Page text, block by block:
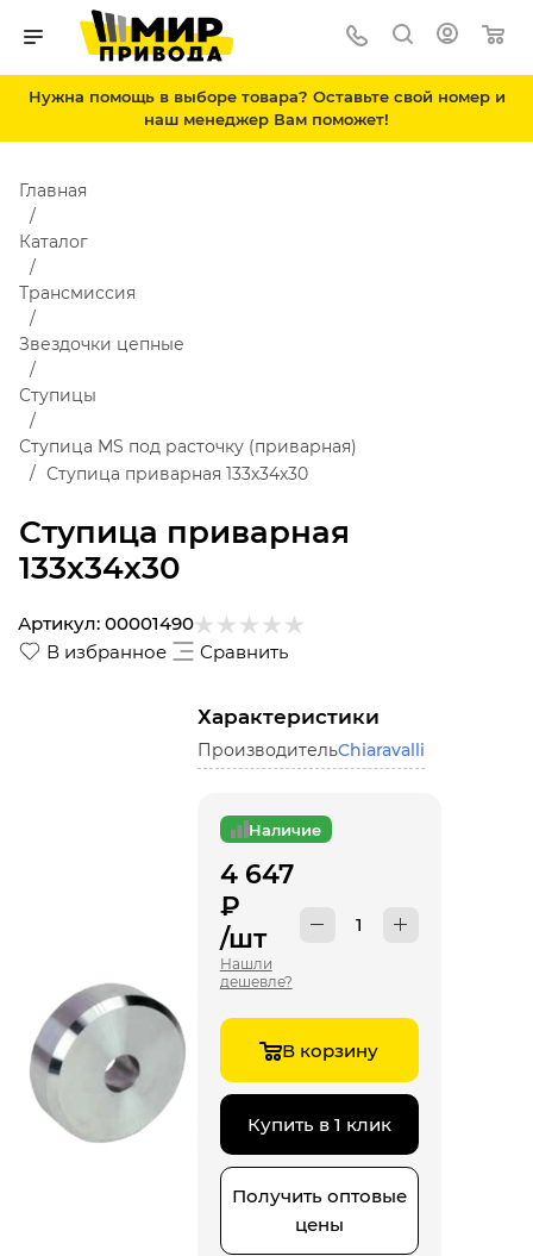
Нужна помощь в выборе товара? Оставьте свой номер и
наш менеджер Вам поможет!
Ступица приварная
133х34х30
Главная
Каталог
Трансмиссия
Звездочки цепные
Ступицы
Ступица MS под расточку (приварная)
Ступица приварная 133х34х30
В избранное Сравнить
Артикул: 00001490
Характеристики
ПроизводительChiaravalli
Наличие
4 647
₽
/шт
Нашли
дешевле?
В корзину
Купить в 1 клик
Получить оптовые
цены